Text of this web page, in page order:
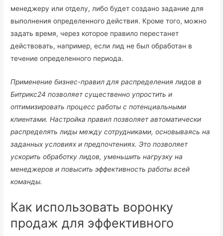
менеджеру или отделу, либо будет создано задание для
выполнения определенного действия. Кроме того, можно
задать время, через которое правило перестанет
действовать, например, если лид не был обработан в
течение определенного периода.
Применение бизнес-правил для распределения лидов в
Битрикс24 позволяет существенно упростить и
оптимизировать процесс работы с потенциальными
клиентами. Настройка правил позволяет автоматически
распределять лиды между сотрудниками, основываясь на
заданных условиях и предпочтениях. Это позволяет
ускорить обработку лидов, уменьшить нагрузку на
менеджеров и повысить эффективность работы всей
команды.
Как использовать воронку
продаж для эффективного